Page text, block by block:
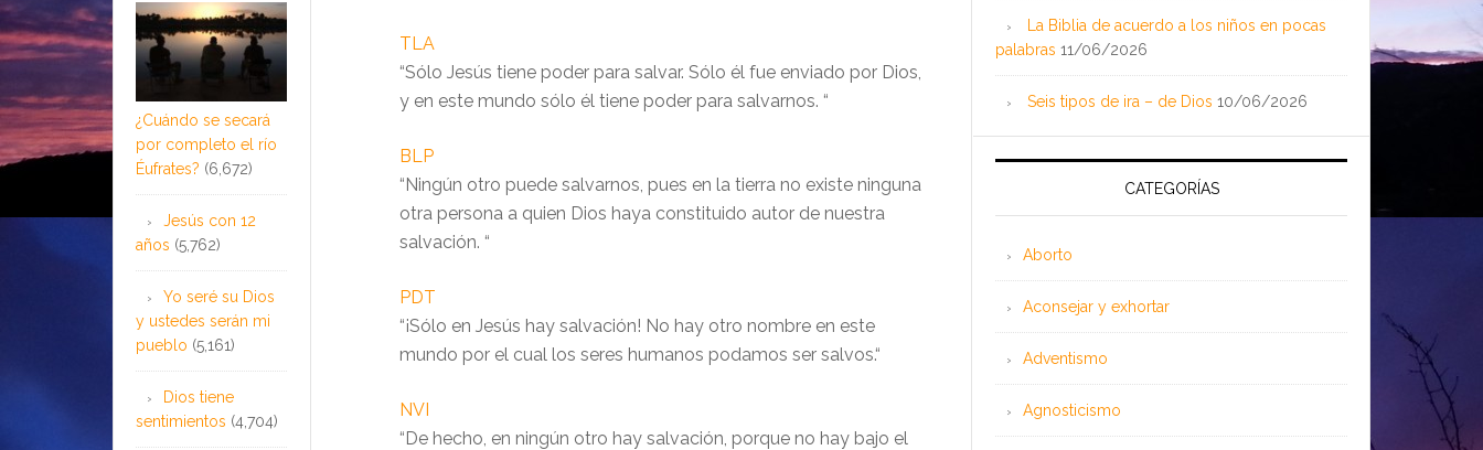
TLA
“Sólo Jesús tiene poder para salvar. Sólo él fue enviado por Dios,
y en este mundo sólo él tiene poder para salvarnos. “
BLP
“Ningún otro puede salvarnos, pues en la tierra no existe ninguna
otra persona a quien Dios haya constituido autor de nuestra
salvación. “
PDT
“¡Sólo en Jesús hay salvación! No hay otro nombre en este
mundo por el cual los seres humanos podamos ser salvos.“
NVI
“De hecho, en ningún otro hay salvación, porque no hay bajo el
La Biblia de acuerdo a los niños en pocas
palabras 11/06/2026
Seis tipos de ira – de Dios 10/06/2026
CATEGORÍAS
Aborto
Aconsejar y exhortar
Adventismo
Agnosticismo
¿Cuándo se secará
por completo el río
Éufrates? (6,672)
Jesús con 12
años (5,762)
Yo seré su Dios
y ustedes serán mi
pueblo (5,161)
Dios tiene
sentimientos (4,704)